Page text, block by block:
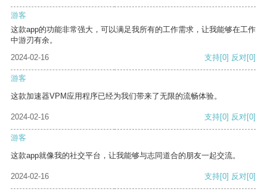
游客
这款app的功能非常强大，可以满足我所有的工作需求，让我能够在工作
中游刃有余。
2024-02-16
支持[0] 反对[0]
游客
这款加速器VPM应用程序已经为我们带来了无限的流畅体验。
2024-02-16 支持[0] 反对[0]
游客
这款app就像我的社交平台，让我能够与志同道合的朋友一起交流。
2024-02-16 支持[0] 反对[0]